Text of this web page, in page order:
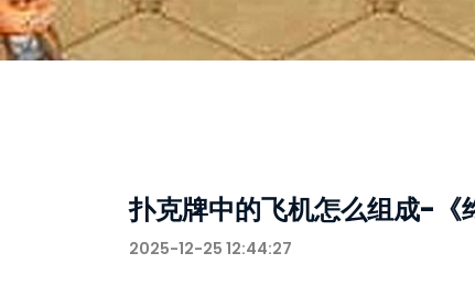
扑克牌中的飞机怎么组成-《
2025-12-25 12:44:27